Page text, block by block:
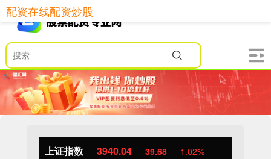
上证指数 3940.04 39.68 1.02%
配资在线配资炒股